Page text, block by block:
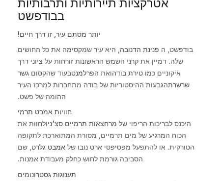
אטרקציות תיירותיות ותרבותיות
בבודפשט
יותר מסתם עיר, זו דרך חיים!
בודפשט, ה פנינת הדנובה , היא עיר שמקסימה את כל החושים
שלה. דמיין את קרני השמש הראשונות זורחות על ציוני דרך
איקוניים כמוטירת בודהואת הפרלמנטבעוד שהקסוםגשר
שרשרתהגבעות ההיסטוריות של בודה מתחברות למרכז העיר
ההומה של פשט.
חוויות אמבט תרמי
היכנס לבריכות הריפוי של מרחצאות תרמיים סצ'ניולחוות את
הכוח המרגיע של מים תרמיים, מסורת המתוארכת לתקופה
הטורקית. או להתפעל מפסיפסי ארט נובו שלאמבט גלרט, שם
הסביבה גורמת לחוש כחלק מעבודת אמנות.
תענוגות גסטרונומים